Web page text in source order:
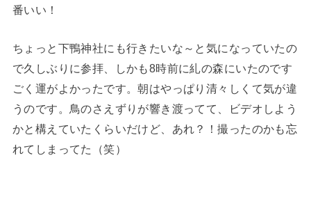
番いい！
ちょっと下鴨神社にも行きたいな～と気になっていたの
で久しぶりに参拝、しかも8時前に糺の森にいたのです
ごく運がよかったです。朝はやっぱり清々しくて気が違
うのです。鳥のさえずりが響き渡ってて、ビデオしよう
かと構えていたくらいだけど、あれ？！撮ったのかも忘
れてしまってた（笑）